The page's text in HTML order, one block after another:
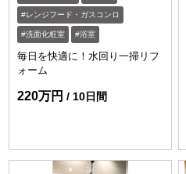
レンジフード・ガスコンロ
洗面化粧室 浴室
毎日を快適に！水回り一掃リフ
ォーム
220万円 10日間